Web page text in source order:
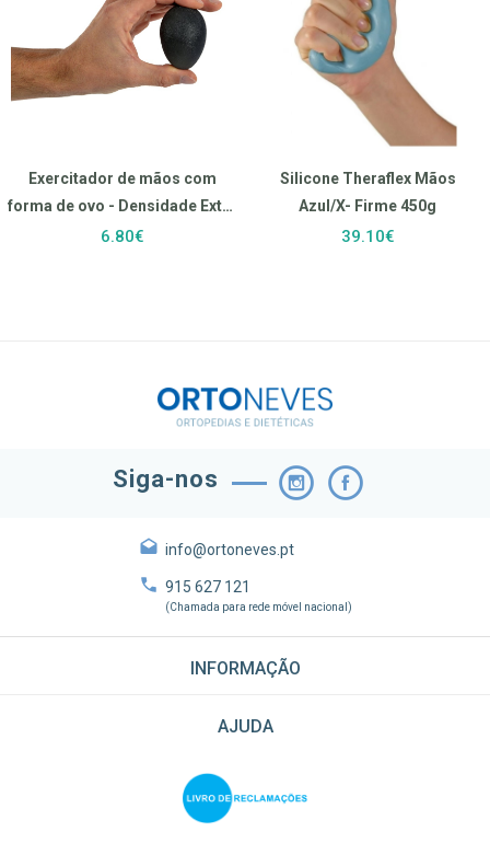
Exercitador de mãos com
forma de ovo - Densidade Extra
Firme Cinzento
6.80€
Silicone Theraflex Mãos
Azul/X- Firme 450g
39.10€
Siga-nos
info@ortoneves.pt
915 627 121
(Chamada para rede móvel nacional)
INFORMAÇÃO
AJUDA